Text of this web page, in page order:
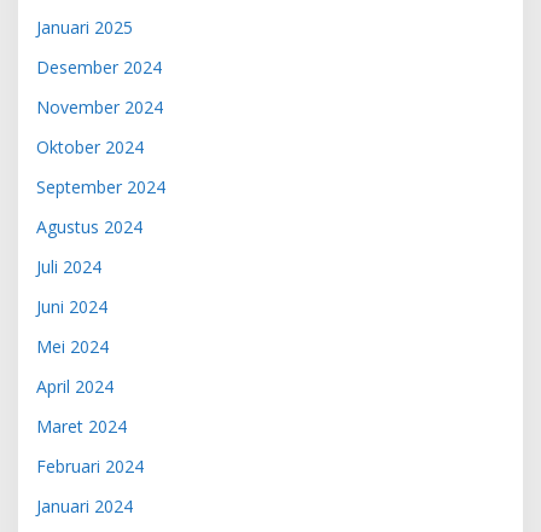
Januari 2025
Desember 2024
November 2024
Oktober 2024
September 2024
Agustus 2024
Juli 2024
Juni 2024
Mei 2024
April 2024
Maret 2024
Februari 2024
Januari 2024